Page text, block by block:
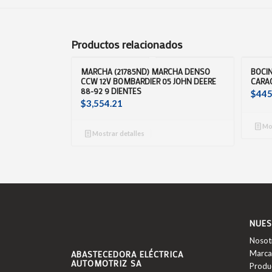
Productos relacionados
MARCHA (21785ND) MARCHA DENSO
CCW 12V BOMBARDIER 05 JOHN DEERE
88-92 9 DIENTES
$3,554.21
Mostrar detalles
$
ABASTECEDORA ELÉCTRICA
AUTOMOTRIZ SA